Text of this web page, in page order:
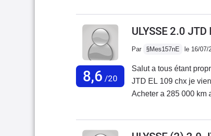
conduite souple et
chargé sans
casse ni de panne.
prohibitifs.
8,6 /20
ULYSSE 2.0 JTD
Par §Mes157nE le 16/07/
Salut a tous étant
JTD EL 109 chx je
Acheter a 285 000 km
après un passage au
roule super bien pendant la première année avec quel que frais d usure